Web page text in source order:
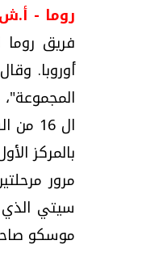
روما -
فريق
أوروبا.
ال
بالمركز
مرور
سيتي
موسكو
موجات الطقس الساخنة..